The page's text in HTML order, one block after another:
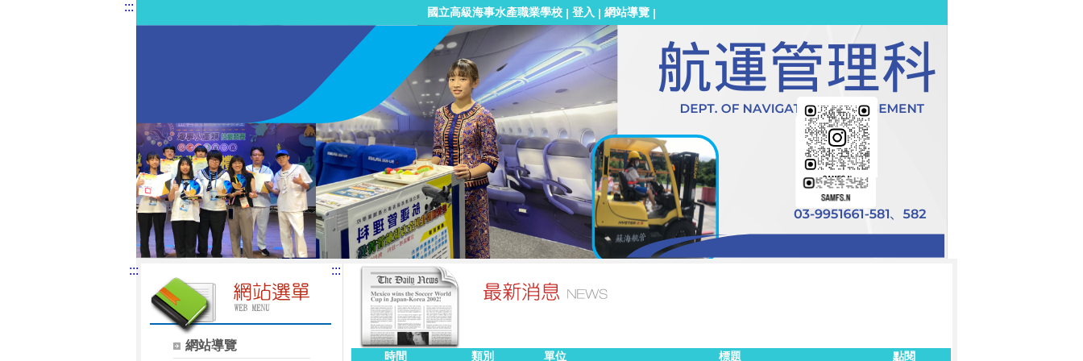
::: 國立高級海事水產職業學校 | 登入 | 網站導覽 |
:::
網站導覽
:::
時間 類別 單位 標題 點閱